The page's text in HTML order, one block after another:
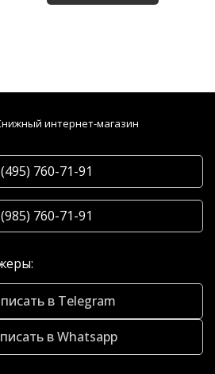
интернет-магазин
760-71-91
760-71-91
в Telegram
в Whatsapp